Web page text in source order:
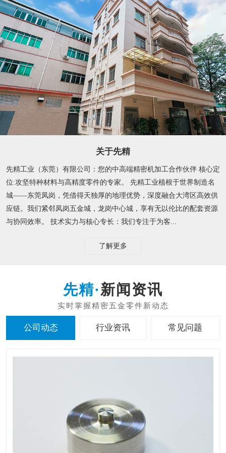
关于先精
先精工业（东莞）有限公司：您的中高端精密机加工合作伙伴 核心定
位:攻坚特种材料与高精度零件的专家。 先精工业植根于世界制造名
城——东莞凤岗，凭借得天独厚的地理优势，深度融合大湾区高效供
应链。我们紧邻凤岗五金城，龙岗中心城，享有无以伦比的配套资源
与协同效率。 技术实力与核心专长：我们专注于为客...
了解更多
新闻资讯
公司动态 行业资讯 常见问题